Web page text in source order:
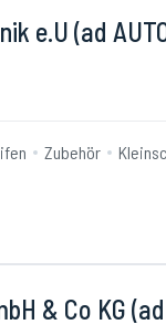
e.U (ad
Zubehör
& Co KG